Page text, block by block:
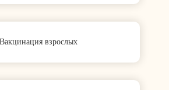
Вакцинация взрослых